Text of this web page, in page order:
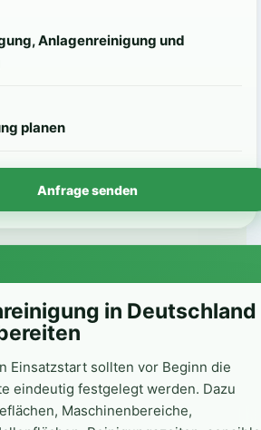
Anlagenreinigung und
planen
Anfrage senden
in Deutschland
Einsatzstart sollten vor Beginn die
eindeutig festgelegt werden. Dazu
Maschinenbereiche,